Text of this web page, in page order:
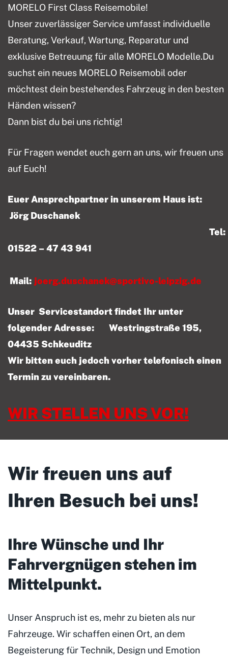
MORELO First Class Reisemobile!
Unser zuverlässiger Service umfasst individuelle
Beratung, Verkauf, Wartung, Reparatur und
exklusive Betreuung für alle MORELO Modelle.Du
suchst ein neues MORELO Reisemobil oder
möchtest dein bestehendes Fahrzeug in den besten
Händen wissen?
Dann bist du bei uns richtig!
Für Fragen wendet euch gern an uns, wir freuen uns
auf Euch!
Euer Ansprechpartner in unserem Haus ist:
Jörg Duschanek
Tel:
01522 – 47 43 941
Mail: joerg.duschanek@sportivo-leipzig.de
Unser Servicestandort findet Ihr unter
folgender Adresse: Westringstraße 195,
04435 Schkeuditz
Wir bitten euch jedoch vorher telefonisch einen
Termin zu vereinbaren.
WIR STELLEN UNS VOR!
Wir freuen uns auf
Ihren Besuch bei uns!
Ihre Wünsche und Ihr
Fahrvergnügen stehen im
Mittelpunkt.
Unser Anspruch ist es, mehr zu bieten als nur
Fahrzeuge. Wir schaffen einen Ort, an dem
Begeisterung für Technik, Design und Emotion